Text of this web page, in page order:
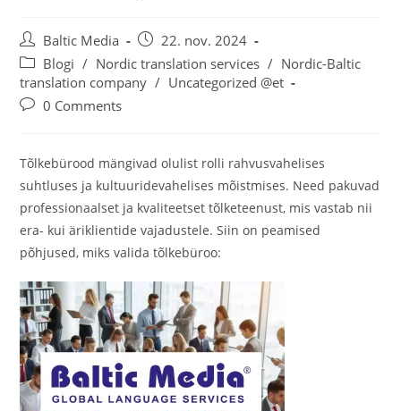
Post
author:
Baltic Media
Post
published:
22. nov. 2024
Post
category:
Blogi / Nordic translation services / Nordic-Baltic
translation company / Uncategorized @et
Post0 Comments
Tõlkebürood mängivad olulist rolli rahvusvahelises
suhtluses ja kultuuridevahelises mõistmises. Need pakuvad
professionaalset ja kvaliteetset tõlketeenust, mis vastab nii
era- kui äriklientide vajadustele. Siin on peamised
põhjused, miks valida tõlkebüroo: